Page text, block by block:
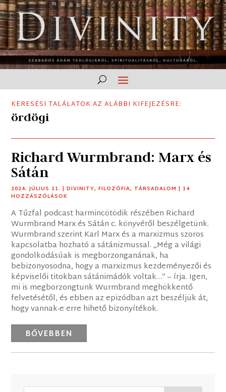
KERESÉSI TALÁLATOK AZ ALÁBBI KIFEJEZÉSRE:
ördögi
Richard Wurmbrand: Marx és
Sátán
2024. JÚLIUS 11. |DIVINITY,FILOZÓFIA, TÁRSADALOM | 14
HOZZÁSZÓLÁSOK
A Tűzfal podcast harmincötödik részében Richard
Wurmbrand Marx és Sátán c. könyvéről beszélgetünk.
Wurmbrand szerint Karl Marx és a marxizmus szoros
kapcsolatba hozható a sátánizmussal. „Még a világi
gondolkodásúak is megborzonganának, ha
bebizonyosodna, hogy a marxizmus kezdeményezői és
képviselői titokban sátánimádók voltak…” – írja. Igen,
mi is megborzongtunk Wurmbrand meghökkentő
felvetésétől, és ebben az epizódban azt beszéljük át,
hogy vannak-e erre hihető bizonyítékok.
BŐVEBBEN